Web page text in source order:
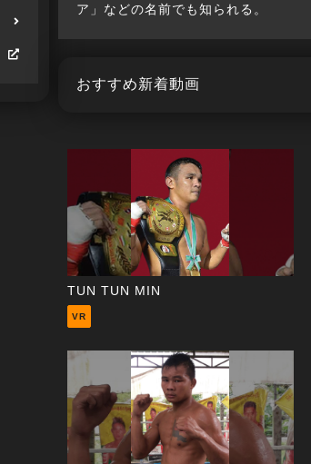
ア」などの名前でも知られる。
おすすめ新着動画
TUN TUN MIN
VR